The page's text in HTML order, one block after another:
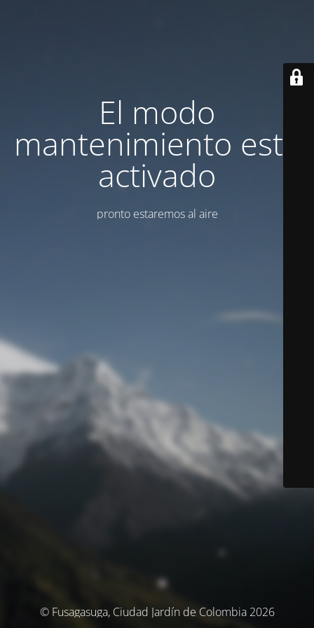
El modo
mantenimiento está
activado
pronto estaremos al aire
© Fusagasuga, Ciudad Jardín de Colombia 2026